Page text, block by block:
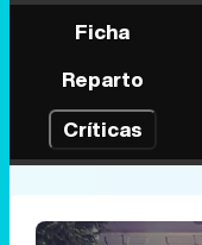
Ficha
Reparto
Críticas